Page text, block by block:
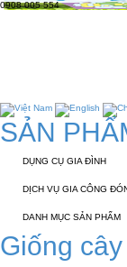
0908 005 554
SẢN
DỤNG CỤ GIA ĐÌNH
DỊCH VỤ GIA CÔNG
DANH MỤC SẢN PHẨM
Giống